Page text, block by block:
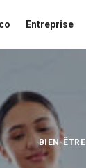
Entreprise
BIEN-ÊTRE